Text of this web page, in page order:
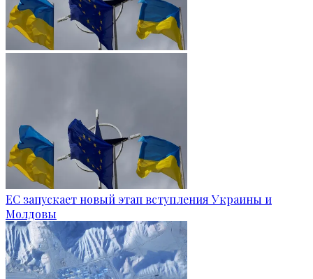
ЕС запускает новый этап вступления Украины и
Молдовы